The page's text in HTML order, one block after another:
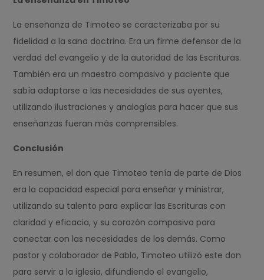
La enseñanza de Timoteo se caracterizaba por su
fidelidad a la sana doctrina. Era un firme defensor de la
verdad del evangelio y de la autoridad de las Escrituras.
También era un maestro compasivo y paciente que
sabía adaptarse a las necesidades de sus oyentes,
utilizando ilustraciones y analogías para hacer que sus
enseñanzas fueran más comprensibles.
Conclusión
En resumen, el don que Timoteo tenía de parte de Dios
era la capacidad especial para enseñar y ministrar,
utilizando su talento para explicar las Escrituras con
claridad y eficacia, y su corazón compasivo para
conectar con las necesidades de los demás. Como
pastor y colaborador de Pablo, Timoteo utilizó este don
para servir a la iglesia, difundiendo el evangelio,